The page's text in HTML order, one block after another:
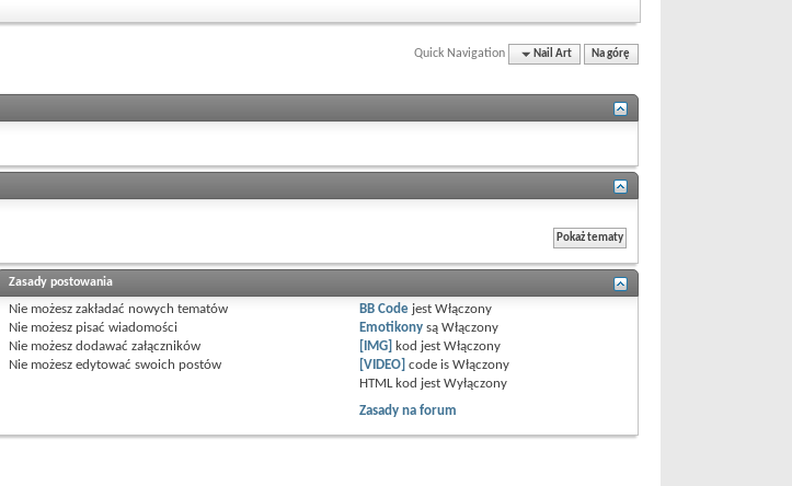
Quick Navigation Nail Art Na górę
Zasady postowania
Nie możeszzakładać nowych tematów
Nie możeszpisać wiadomości
Nie możeszdodawać załączników
Nie możeszedytować swoich postów
BB Code jestWłączony
Emotikony sąWłączony
[IMG] kod jestWłączony
[VIDEO] code isWłączony
HTML kod jestWyłączony
Zasady na forum